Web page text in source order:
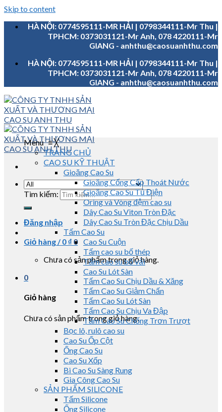
Skip to content
HÀ NỘI: 0774595111-MR HẢI | 0798344111-Mr Thu |
TPHCM: 0373031121-Mr Anh, 078 4220111-Mr
GIANG - anhthu@caosuanhthu.com
HÀ NỘI: 0774595111-MR HẢI | 0798344111-Mr Thu |
TPHCM: 0373031121-Mr Anh, 078 4220111-Mr
GIANG - anhthu@caosuanhthu.com
Tìm kiếm:
Đăng nhập
Giỏ hàng /0 ₫ 0
Chưa có sản phẩm trong giỏ hàng.
0
Giỏ hàng
Chưa có sản phẩm trong giỏ hàng.
Menu≡╳
TRANG CHỦ
CAO SU KỸ THUẬT
Gioăng Cao Su
Gioăng Cống Cấp Thoát Nước
Gioăng Cao Su Tủ Điện
Oring và Vòng đệm cao su
Dây Cao Su Viton Tròn Đặc
Dây Cao Su Tròn Đặc Chịu Dầu
Tấm Cao Su
Cao Su Cuộn
Tấm cao su bố thép
Tấm cao su bố vải
Cao Su Lót Sàn
Tấm Cao Su Chịu Dầu & Xăng
Tấm Cao Su Giảm Chấn
Tấm Cao Su Lót Sàn
Tấm Cao Su Chịu Va Đập
Tấm Cao Su Chống Trơn Trượt
Bọc lô, rulô cao su
Cao Su Ốp Cột
Ống Cao Su
Cao Su Xốp
Bi Cao Su Sàng Rung
Gia Công Cao Su
SẢN PHẨM SILICONE
Tấm Silicone
Ống Silicone